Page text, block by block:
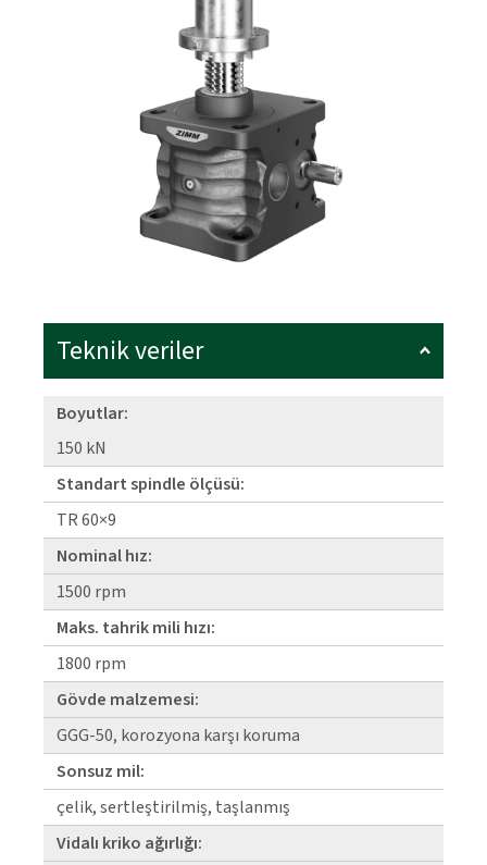
Teknik veriler
Boyutlar:
150 kN
Standart spindle ölçüsü:
TR 60×9
Nominal hız:
1500 rpm
Maks. tahrik mili hızı:
1800 rpm
Gövde malzemesi:
GGG-50, korozyona karşı koruma
Sonsuz mil:
çelik, sertleştirilmiş, taşlanmış
Vidalı kriko ağırlığı: